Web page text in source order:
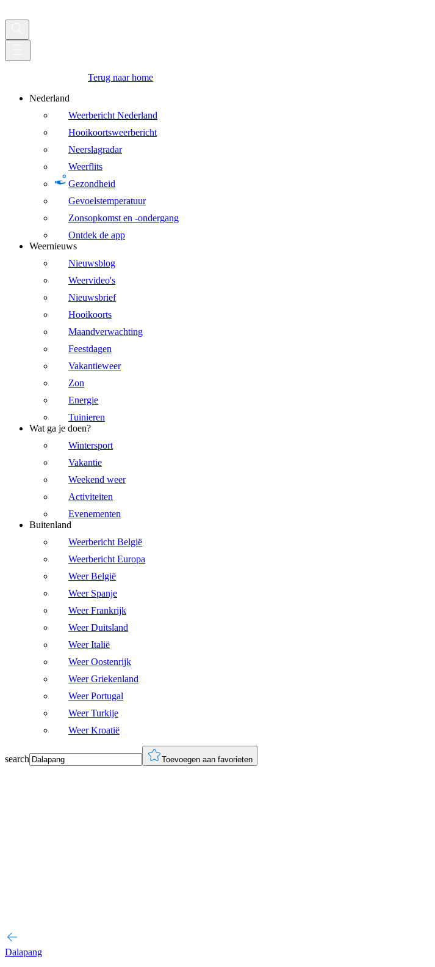
Terug naar home
Nederland
Weerbericht Nederland
Hooikoortsweerbericht
Neerslagradar
Weerflits
Gezondheid
Gevoelstemperatuur
Zonsopkomst en -ondergang
Ontdek de app
Weernieuws
Nieuwsblog
Weervideo's
Nieuwsbrief
Hooikoorts
Maandverwachting
Feestdagen
Vakantieweer
Zon
Energie
Tuinieren
Wat ga je doen?
Wintersport
Vakantie
Weekend weer
Activiteiten
Evenementen
Buitenland
Weerbericht België
Weerbericht Europa
Weer België
Weer Spanje
Weer Frankrijk
Weer Duitsland
Weer Italië
Weer Oostenrijk
Weer Griekenland
Weer Portugal
Weer Turkije
Weer Kroatië
search Toevoegen aan favorieten
Dalapang